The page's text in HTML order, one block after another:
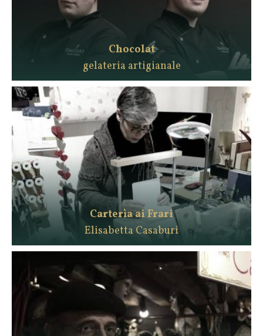
Chocolat
gelateria artigianale
Carterìa ai Frari
Elisabetta Casaburi